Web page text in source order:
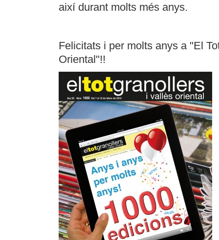
així durant molts més anys.
Felicitats i per molts anys a "El
Oriental"!!